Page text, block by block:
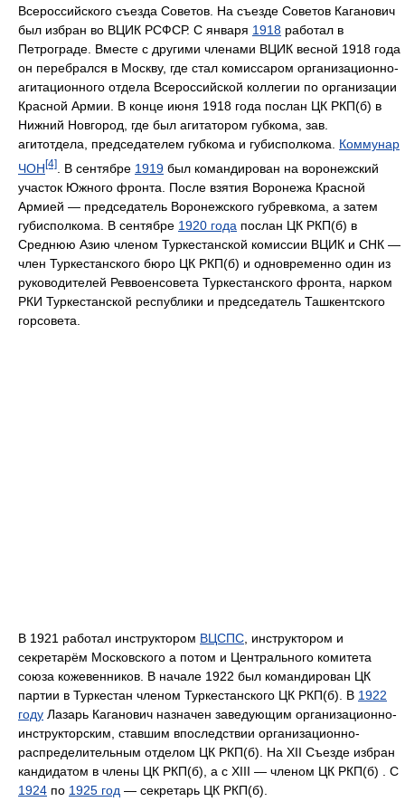
Всероссийского съезда Советов. На съезде Советов Каганович
был избран во ВЦИК РСФСР. С января 1918 работал в
Петрограде. Вместе с другими членами ВЦИК весной 1918 года
он перебрался в Москву, где стал комиссаром организационно-
агитационного отдела Всероссийской коллегии по организации
Красной Армии. В конце июня 1918 года послан ЦК РКП(б) в
Нижний Новгород, где был агитатором губкома, зав.
агитотдела, председателем губкома и губисполкома. Коммунар
ЧОН[4] . В сентябре 1919 был командирован на воронежский
участок Южного фронта. После взятия Воронежа Красной
Армией — председатель Воронежского губревкома, а затем
губисполкома. В сентябре 1920 года послан ЦК РКП(б) в
Среднюю Азию членом Туркестанской комиссии ВЦИК и СНК —
член Туркестанского бюро ЦК РКП(б) и одновременно один из
руководителей Реввоенсовета Туркестанского фронта, нарком
РКИ Туркестанской республики и председатель Ташкентского
горсовета.
В 1921 работал инструктором ВЦСПС , инструктором и
секретарём Московского а потом и Центрального комитета
союза кожевенников. В начале 1922 был командирован ЦК
партии в Туркестан членом Туркестанского ЦК РКП(б). В 1922
году Лазарь Каганович назначен заведующим организационно-
инструкторским, ставшим впоследствии организационно-
распределительным отделом ЦК РКП(б). На XII Съезде избран
кандидатом в члены ЦК РКП(б), а с XIII — членом ЦК РКП(б) . С
1924 по 1925 год — секретарь ЦК РКП(б).